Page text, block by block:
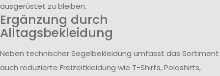
ausgerüstet zu bleiben.
Ergänzung durch
Alltagsbekleidung
Neben technischer Segelbekleidung umfasst das Sortiment
auch reduzierte Freizeitkleidung wie T-Shirts, Poloshirts,